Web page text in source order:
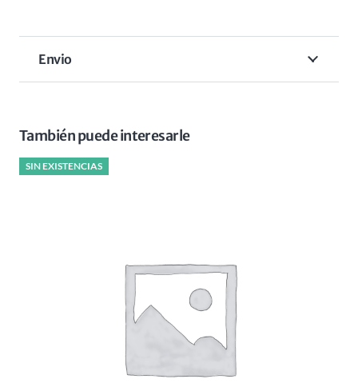
Envio
También puede interesarle
SIN EXISTENCIAS